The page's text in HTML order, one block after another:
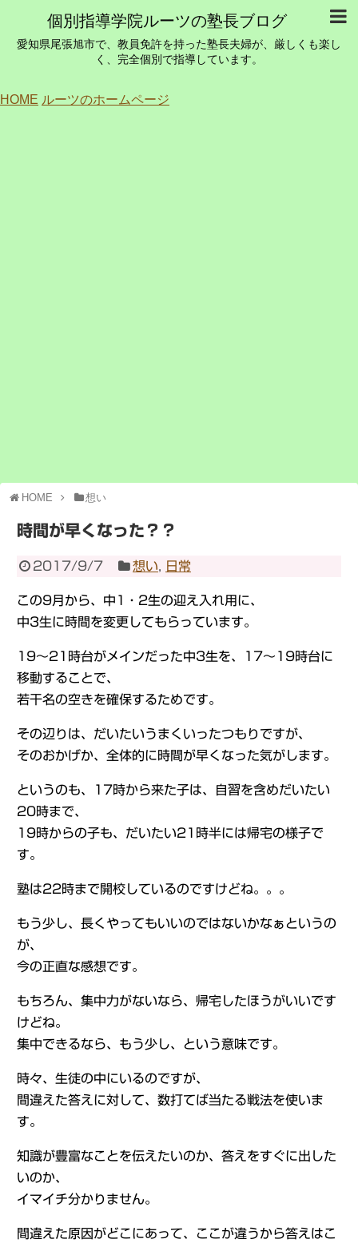
個別指導学院ルーツの塾長ブログ
愛知県尾張旭市で、教員免許を持った塾長夫婦が、厳しくも楽し
く、完全個別で指導しています。
HOME ルーツのホームページ
HOME 想い
時間が早くなった？？
2017/9/7 想い 日常
この9月から、中1・2生の迎え入れ用に、
中3生に時間を変更してもらっています。
19～21時台がメインだった中3生を、17～19時台に
移動することで、
若干名の空きを確保するためです。
その辺りは、だいたいうまくいったつもりですが、
そのおかげか、全体的に時間が早くなった気がします。
というのも、17時から来た子は、自習を含めだいたい
20時まで、
19時からの子も、だいたい21時半には帰宅の様子で
す。
塾は22時まで開校しているのですけどね。。。
もう少し、長くやってもいいのではないかなぁというの
が、
今の正直な感想です。
もちろん、集中力がないなら、帰宅したほうがいいです
けどね。
集中できるなら、もう少し、という意味です。
時々、生徒の中にいるのですが、
間違えた答えに対して、数打てば当たる戦法を使いま
す。
知識が豊富なことを伝えたいのか、答えをすぐに出した
いのか、
イマイチ分かりません。
間違えた原因がどこにあって、ここが違うから答えはこ